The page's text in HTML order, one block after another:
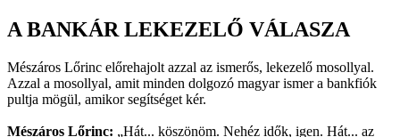
A BANKÁR LEKEZELŐ VÁLASZA
Mészáros Lőrinc előrehajolt azzal az ismerős, lekezelő mosollyal.
Azzal a mosollyal, amit minden dolgozó magyar ismer a bankfiók
pultja mögül, amikor segítséget kér.
Mészáros Lőrinc: „Hát... köszönöm. Nehéz idők, igen. Hát... az